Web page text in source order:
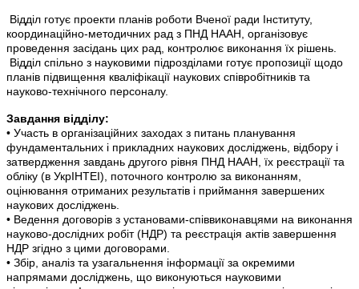
Відділ готує проекти планів роботи Вченої ради Інституту,
координаційно-методичних рад з ПНД НААН, організовує
проведення засідань цих рад, контролює виконання їх рішень.
Відділ спільно з науковими підрозділами готує пропозиції щодо
планів підвищення кваліфікації наукових співробітників та
науково-технічного персоналу.
Завдання відділу:
• Участь в організаційних заходах з питань планування
фундаментальних і прикладних наукових досліджень, відбору і
затвердження завдань другого рівня ПНД НААН, їх реєстрації та
обліку (в УкрІНТЕІ), поточного контролю за виконанням,
оцінювання отриманих результатів і приймання завершених
наукових досліджень.
• Ведення договорів з установами-співвиконавцями на виконання
науково-дослідних робіт (НДР) та реєстрація актів завершення
НДР згідно з цими договорами.
• Збір, аналіз та узагальнення інформації за окремими
напрямами досліджень, що виконуються науковими